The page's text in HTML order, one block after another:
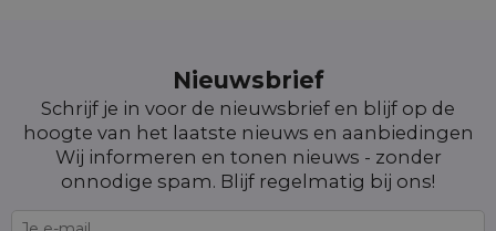
Nieuwsbrief
Schrijf je in voor de nieuwsbrief en blijf op de
hoogte van het laatste nieuws en aanbiedingen
Wij informeren en tonen nieuws - zonder
onnodige spam. Blijf regelmatig bij ons!